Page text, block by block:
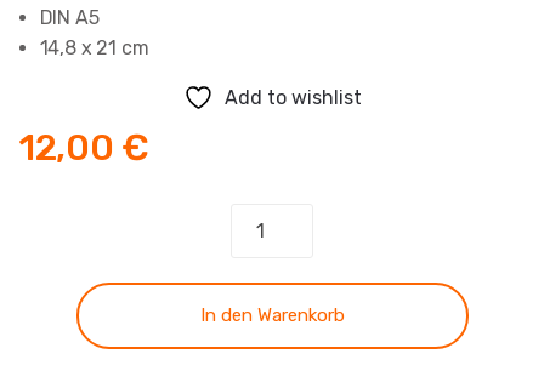
DIN A5
14,8 x 21 cm
Add to wishlist
12,00 €
Helfen
-
In den Warenkorb